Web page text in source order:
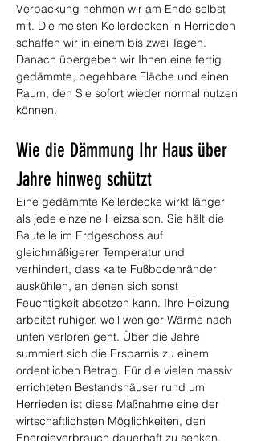
Verpackung nehmen wir am Ende selbst
mit. Die meisten Kellerdecken in Herrieden
schaffen wir in einem bis zwei Tagen.
Danach übergeben wir Ihnen eine fertig
gedämmte, begehbare Fläche und einen
Raum, den Sie sofort wieder normal nutzen
können.
Wie die Dämmung Ihr Haus über
Jahre hinweg schützt
Eine gedämmte Kellerdecke wirkt länger
als jede einzelne Heizsaison. Sie hält die
Bauteile im Erdgeschoss auf
gleichmäßigerer Temperatur und
verhindert, dass kalte Fußbodenränder
auskühlen, an denen sich sonst
Feuchtigkeit absetzen kann. Ihre Heizung
arbeitet ruhiger, weil weniger Wärme nach
unten verloren geht. Über die Jahre
summiert sich die Ersparnis zu einem
ordentlichen Betrag. Für die vielen massiv
errichteten Bestandshäuser rund um
Herrieden ist diese Maßnahme eine der
wirtschaftlichsten Möglichkeiten, den
Energieverbrauch dauerhaft zu senken.